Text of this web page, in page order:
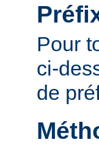
Pour
ci-
de